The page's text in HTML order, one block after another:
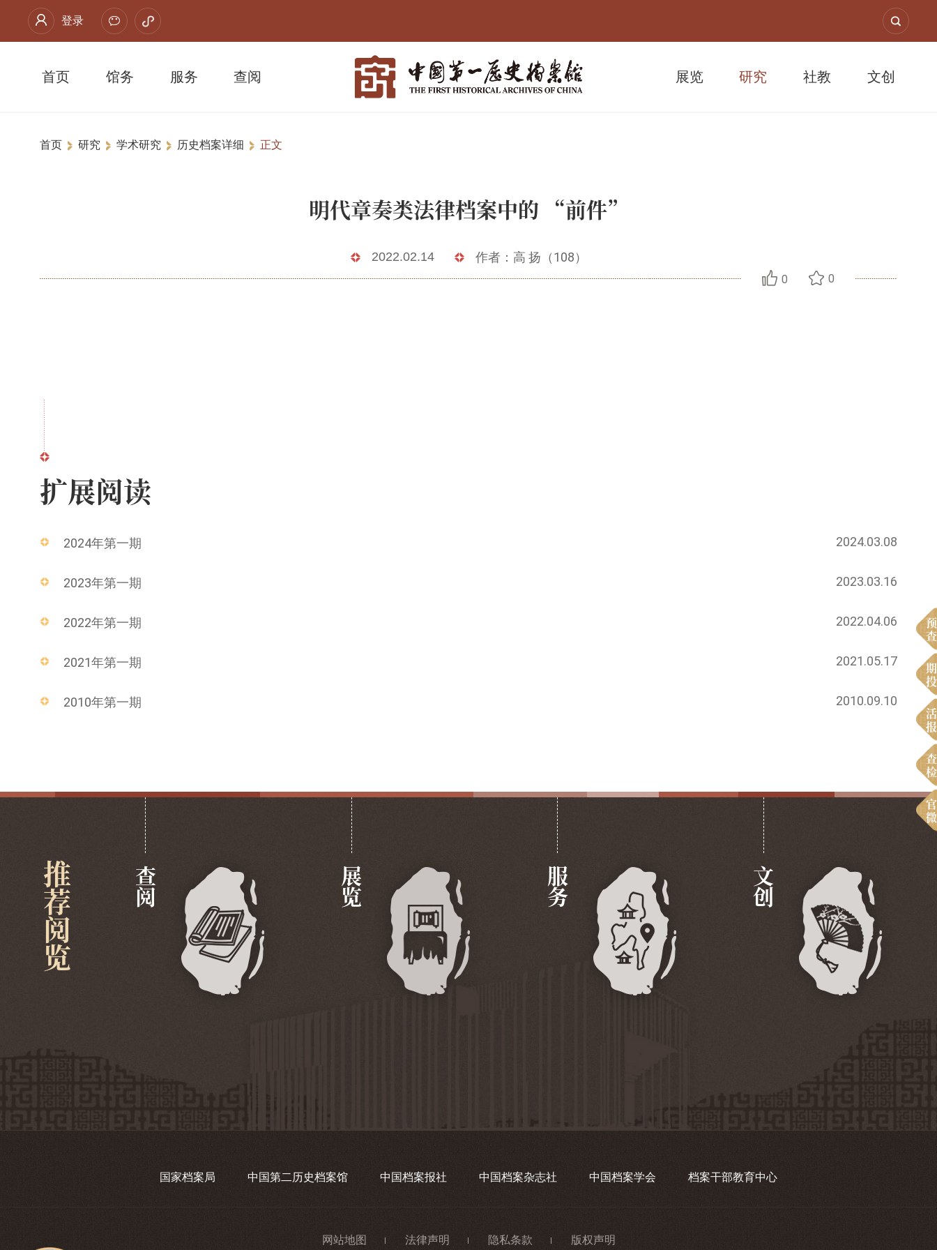
登录
首页 馆务 服务 查阅 展览 研究 社教 文创
首页 研究 学术研究 历史档案详细 正文
明代章奏类法律档案中的 “前件”
2022.02.14 作者：高 扬（108）
0 0
扩展阅读
2024年第一期 2024.03.08
2023年第一期 2023.03.16
2022年第一期 2022.04.06
2021年第一期 2021.05.17
2010年第一期 2010.09.10
推荐阅览 查阅 展览 服务 文创
国家档案局 中国第二历史档案馆 中国档案报社 中国档案杂志社 中国档案学会 档案干部教育中心
网站地图 法律声明 隐私条款 版权声明